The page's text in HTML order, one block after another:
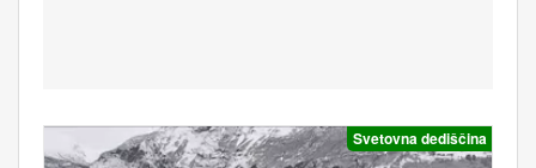
Svetovna dediščina